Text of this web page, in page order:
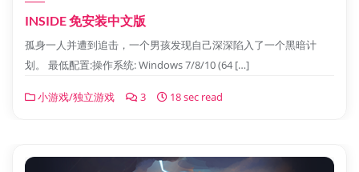
INSIDE 免安装中文版
孤身一人并遭到追击，一个男孩发现自己深深陷入了一个黑暗计
划。 最低配置:操作系统: Windows 7/8/10 (64 […]
小游戏/独立游戏 3 18 sec read